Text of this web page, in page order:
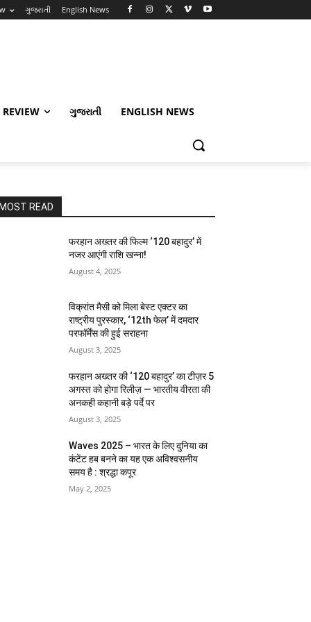
ગુજરાતી English News
ગુજરાતી ENGLISH NEWS
READ
फरहान अख्तर की फिल्म ‘120 बहादुर’ में
नजर आएंगी राशि खन्ना!
August 4, 2025
विक्रांत मैसी को मिला बेस्ट एक्टर का
राष्ट्रीय पुरस्कार, ‘12th फेल’ में दमदार
परफॉर्मेंस की हुई सराहना
August 3, 2025
फरहान अख्तर की ‘120 बहादुर’ का टीज़र 5
अगस्त को होगा रिलीज़ — भारतीय वीरता की
अनकही कहानी बड़े पर्दे पर
August 3, 2025
Waves 2025 – भारत के लिए दुनिया का
कंटेंट हब बनने का यह एक अविश्वसनीय
समय है : श्रद्धा कपूर
May 2, 2025